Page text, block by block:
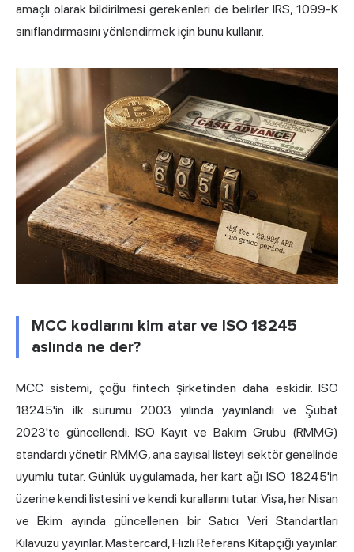
amaçlı olarak bildirilmesi gerekenleri de belirler. IRS, 1099-K
sınıflandırmasını yönlendirmek için bunu kullanır.
MCC kodlarını kim atar ve ISO 18245
aslında ne der?
MCC sistemi, çoğu fintech şirketinden daha eskidir. ISO
18245'in ilk sürümü 2003 yılında yayınlandı ve Şubat
2023'te güncellendi. ISO Kayıt ve Bakım Grubu (RMMG)
standardı yönetir. RMMG, ana sayısal listeyi sektör genelinde
uyumlu tutar. Günlük uygulamada, her kart ağı ISO 18245'in
üzerine kendi listesini ve kendi kurallarını tutar. Visa, her Nisan
ve Ekim ayında güncellenen bir Satıcı Veri Standartları
Kılavuzu yayınlar. Mastercard, Hızlı Referans Kitapçığı yayınlar.